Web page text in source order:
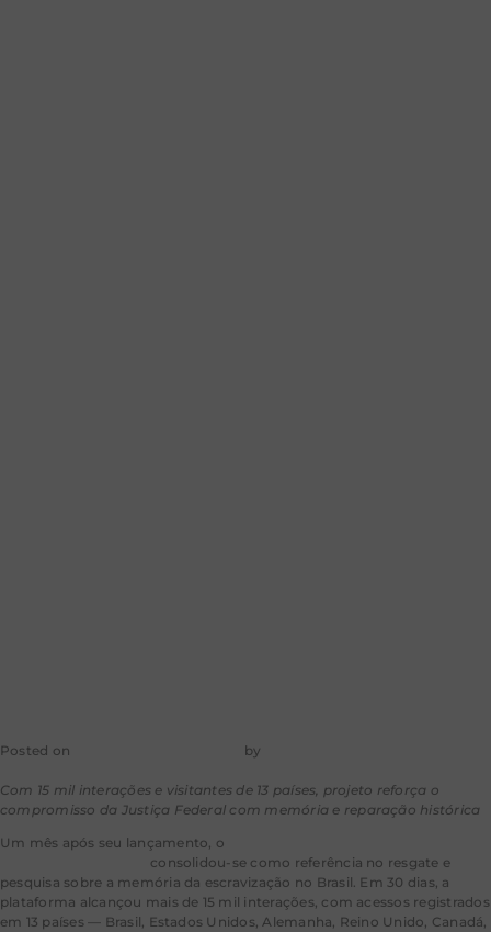
Posted on by
Com 15 mil interações e visitantes de 13 países, projeto reforça o
compromisso da Justiça Federal com memória e reparação histórica
Um mês após seu lançamento, o
consolidou-se como referência no resgate e
pesquisa sobre a memória da escravização no Brasil. Em 30 dias, a
plataforma alcançou mais de 15 mil interações, com acessos registrados
em 13 países — Brasil, Estados Unidos, Alemanha, Reino Unido, Canadá,